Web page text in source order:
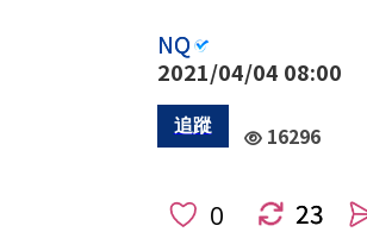
NQ
2021/04/04 08:00
16296
23